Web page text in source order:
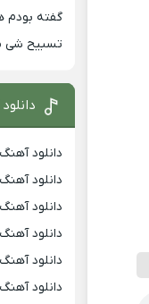
گفته بودم
تسبیح شی
دانلود
دانلود
دانلود
دانلود
دانلود
دانلود